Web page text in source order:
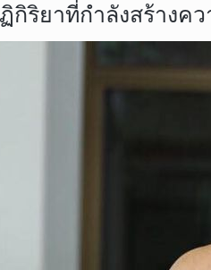
กิริยาที่กำลังสร้าง